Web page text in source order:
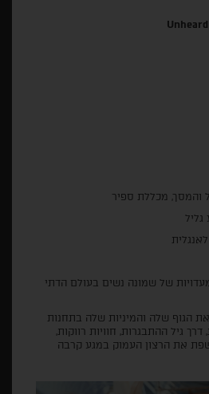
והמסך, מכללת ספיר
של שמונה נשים בעולם הדתי
הגוף שלה והמיניות שלה בתחנות
גיל ההתבגרות, חוויות רווקות,
את הרצון העמוק במגע קרבה